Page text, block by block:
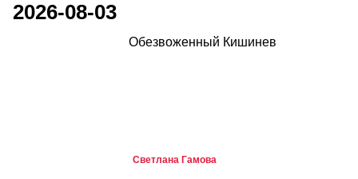
2026-08-03
Обезвоженный Кишинев
Светлана Гамова